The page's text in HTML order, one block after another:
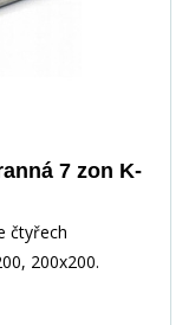
7 zon K-
čtyřech
200x200.